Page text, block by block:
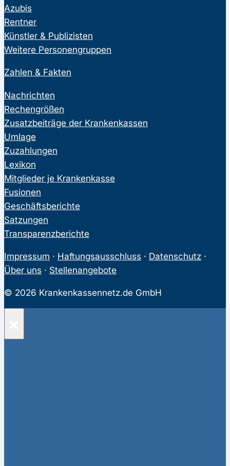
Azubis
Rentner
Künstler & Publizisten
Weitere Personengruppen
Zahlen & Fakten
Nachrichten
Rechengrößen
Zusatzbeiträge der Krankenkassen
Umlage
Zuzahlungen
Lexikon
Mitglieder je Krankenkasse
Fusionen
Geschäftsberichte
Satzungen
Transparenzberichte
Impressum · Haftungsausschluss · Datenschutz ·
Über uns · Stellenangebote
© 2026 Krankenkassennetz.de GmbH